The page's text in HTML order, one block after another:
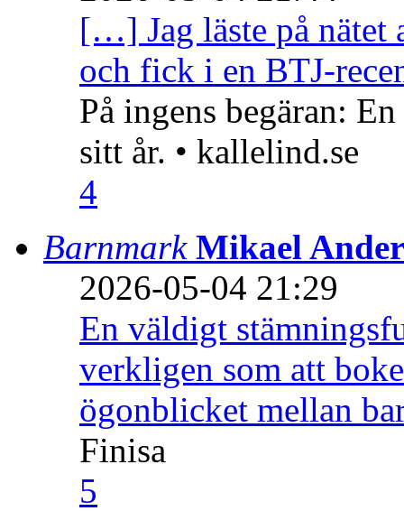
[…] Jag läste på nätet
och fick i en BTJ-
På ingens begäran:
sitt år. • kallelind.se
4
Barnmark Mikael
2026-05-04 21:29
En väldigt
verkligen som att
ögonblicket mellan
Finisa
5